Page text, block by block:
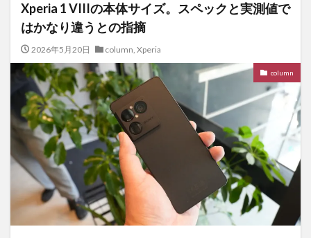
Xperia 1 VIIIの本体サイズ。スペックと実測値で
はかなり違うとの指摘
2026年5月20日 column, Xperia
column